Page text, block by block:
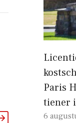
Paris
tiener
6